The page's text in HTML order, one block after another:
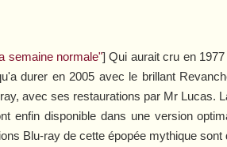
semaine normale"] Qui aurait cru en
durer en 2005 avec le brillant
avec ses restaurations par Mr Lucas.
enfin disponible dans une version
Blu-ray de cette épopée mythique sont